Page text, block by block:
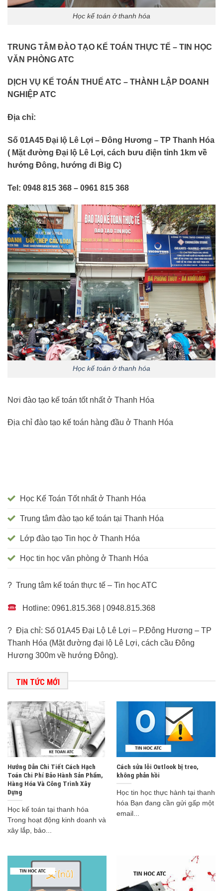
Học kế toán ở thanh hóa
TRUNG TÂM ĐÀO TẠO KẾ TOÁN THỰC TẾ – TIN HỌC
VĂN PHÒNG ATC
DỊCH VỤ KẾ TOÁN THUẾ ATC – THÀNH LẬP DOANH
NGHIỆP ATC
Địa chỉ:
Số 01A45 Đại lộ Lê Lợi – Đông Hương – TP Thanh Hóa
( Mặt đường Đại lộ Lê Lợi, cách bưu điện tỉnh 1km về
hướng Đông, hướng đi Big C)
Tel: 0948 815 368 – 0961 815 368
Học kế toán ở thanh hóa
Nơi đào tạo kế toán tốt nhất ở Thanh Hóa
Địa chỉ đào tạo kế toán hàng đầu ở Thanh Hóa
Học Kế Toán Tốt nhất ở Thanh Hóa
Trung tâm đào tạo kế toán tại Thanh Hóa
Lớp đào tạo Tin học ở Thanh Hóa
Học tin học văn phòng ở Thanh Hóa
? Trung tâm kế toán thực tế – Tin học ATC
Hotline: 0961.815.368 | 0948.815.368
? Địa chỉ: Số 01A45 Đại Lộ Lê Lợi – P.Đông Hương – TP
Thanh Hóa (Mặt đường đại lộ Lê Lợi, cách cầu Đông
Hương 300m về hướng Đông).
TIN TỨC MỚI
Hướng Dẫn Chi Tiết Cách Hạch
Toán Chi Phí Bảo Hành Sản Phẩm,
Hàng Hóa Và Công Trình Xây
Dựng
Học kế toán tại thanh hóa
Trong hoạt động kinh doanh và
xây lắp, bảo...
Cách sửa lỗi Outlook bị treo,
không phản hồi
Học tin học thực hành tại thanh
hóa Bạn đang cần gửi gấp một
email...